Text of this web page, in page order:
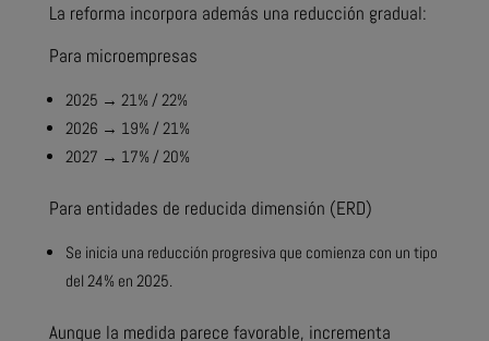
La reforma incorpora además una reducción gradual:
Para microempresas
2025 → 21% / 22%
2026 → 19% / 21%
2027 → 17% / 20%
Para entidades de reducida dimensión (ERD)
Se inicia una reducción progresiva que comienza con un tipo
del 24% en 2025.
Aunque la medida parece favorable, incrementa